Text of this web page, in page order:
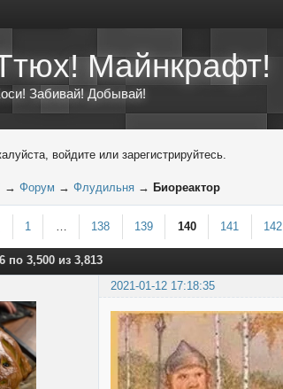
Майнкрафт!
Забивай! Добывай!
войдите или зарегистрируйтесь.
→ Форум → Флудильня → Биореактор
1 138 139 140 141 142
по 3,500 из 3,813
2021-01-12 17:18:35